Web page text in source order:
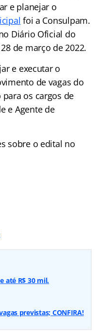
e planejar o
foi a Consulpam.
Diário Oficial do
de março de 2022.
e executar o
de vagas do
os cargos de
e Agente de
sobre o edital no
até R$ 30 mil.
previstas; CONFIRA!